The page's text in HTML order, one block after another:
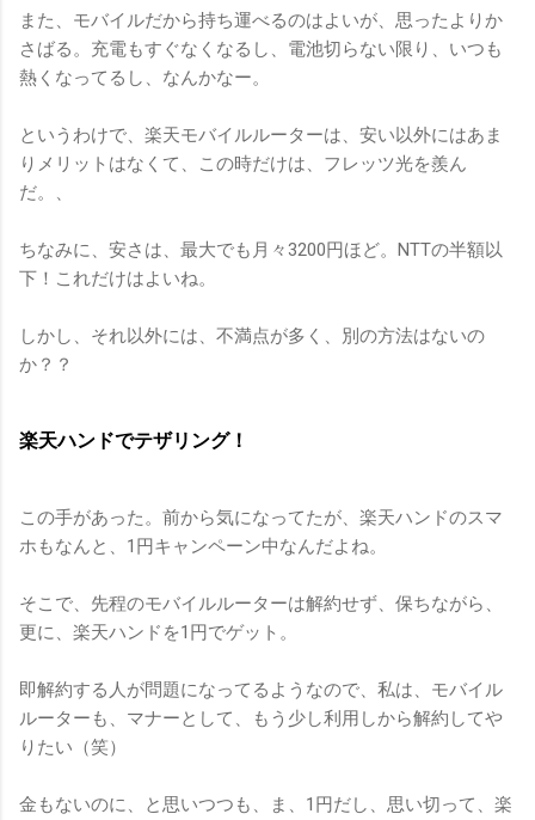
また、モバイルだから持ち運べるのはよいが、思ったよりか
さばる。充電もすぐなくなるし、電池切らない限り、いつも
熱くなってるし、なんかなー。
というわけで、楽天モバイルルーターは、安い以外にはあま
りメリットはなくて、この時だけは、フレッツ光を羨ん
だ。、
ちなみに、安さは、最大でも月々3200円ほど。NTTの半額以
下！これだけはよいね。
しかし、それ以外には、不満点が多く、別の方法はないの
か？？
楽天ハンドでテザリング！
この手があった。前から気になってたが、楽天ハンドのスマ
ホもなんと、1円キャンペーン中なんだよね。
そこで、先程のモバイルルーターは解約せず、保ちながら、
更に、楽天ハンドを1円でゲット。
即解約する人が問題になってるようなので、私は、モバイル
ルーターも、マナーとして、もう少し利用しから解約してや
りたい（笑）
金もないのに、と思いつつも、ま、1円だし、思い切って、楽